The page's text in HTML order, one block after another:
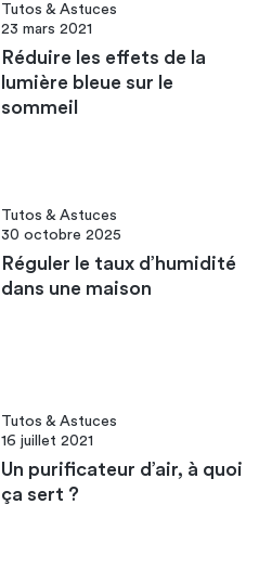
Tutos & Astuces
23 mars 2021
Réduire les effets de la
lumière bleue sur le
sommeil
Tutos & Astuces
30 octobre 2025
Réguler le taux d’humidité
dans une maison​
Tutos & Astuces
16 juillet 2021
Un purificateur d’air, à quoi
ça sert ?